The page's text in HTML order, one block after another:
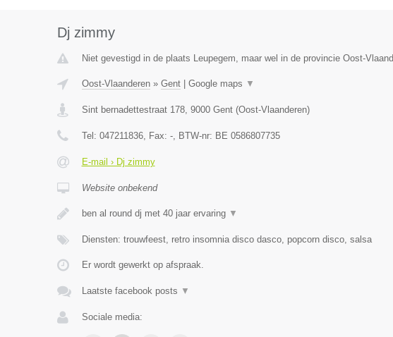
Dj zimmy
Niet gevestigd in de plaats Leupegem, maar wel in de provincie Oost-
Oost-Vlaanderen» Gent| Google maps ▼
Sint bernadettestraat 178, 9000 Gent(Oost-Vlaanderen)
Tel: 047211836, Fax: -, BTW-nr: BE 0586807735
E-mail › Dj zimmy
Website onbekend
ben al round dj met 40 jaar ervaring ▼
Diensten: trouwfeest, retro insomnia disco dasco, popcorn disco, salsa
Er wordt gewerkt op afspraak.
Laatste facebook posts ▼
Sociale media: